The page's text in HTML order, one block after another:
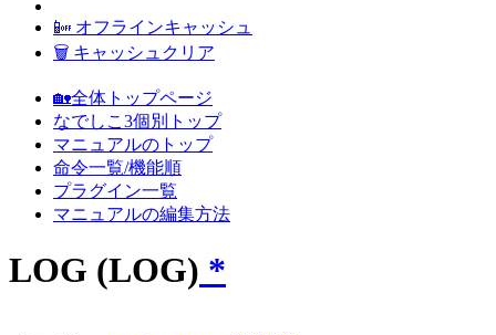
📴 オフラインキャッシュ
🗑 キャッシュクリア
🏡全体トップページ
なでしこ3個別トップ
マニュアルのトップ
命令一覧/機能順
プラグイン一覧
マニュアルの編集方法
LOG (LOG) *